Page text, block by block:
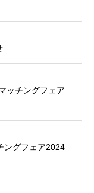
ッチングフェア
ングフェア2024